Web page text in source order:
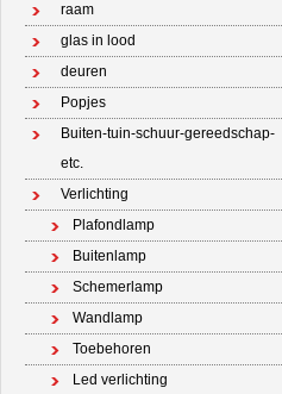
raam
glas in lood
deuren
Popjes
Buiten-tuin-schuur-gereedschap-
etc.
Verlichting
Plafondlamp
Buitenlamp
Schemerlamp
Wandlamp
Toebehoren
Led verlichting